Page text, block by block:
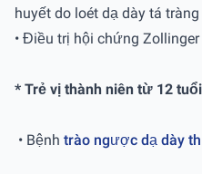
huyết do loét dạ dày tá
• Điều trị hội chứng Zollinger
* Trẻ vị thành niên từ 12
• Bệnh trào ngược dạ dày